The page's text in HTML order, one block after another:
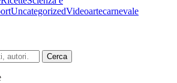
UncategorizedVideoartecarnevale
Cerca